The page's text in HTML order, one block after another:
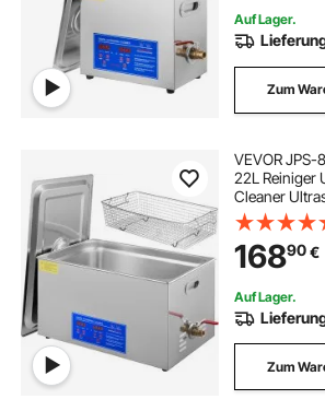
Auf Lager.
Zum
VEVOR
22L Reiniger
Cleaner
Edelstahl mit
Schmuck
16890€
Auf Lager.
Zum